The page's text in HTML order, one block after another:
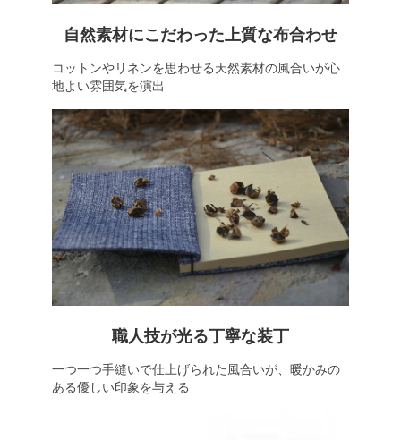
自然素材にこだわった上質な布合わせ
コットンやリネンを思わせる天然素材の風合いが心
地よい雰囲気を演出
職人技が光る丁寧な装丁
一つ一つ手縫いで仕上げられた風合いが、暖かみの
ある優しい印象を与える